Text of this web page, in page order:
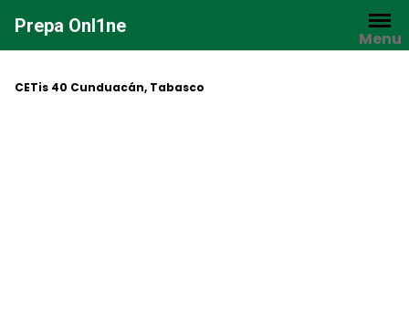
contenido
Prepa Onl1ne
Menu
CETis 40 Cunduacán, Tabasco